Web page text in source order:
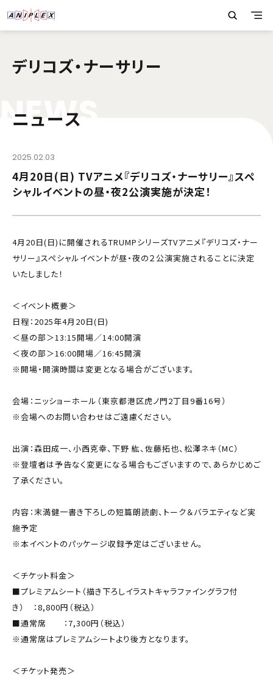
デリコズ・ナーサリー
NEWS
ニュース
2025.02.03
4月20日(日) TVアニメ『デリコズ・ナーサリー』スペ
シャルイベントの昼・夜2公演実施が決定！
4月20日(日)に開催されるTRUMPシリーズTVアニメ『デリコズ・ナー
サリー』スペシャルイベントが昼・夜の２公演実施されることに決定
いたしました！
＜イベント概要＞
日程：2025年4月20日(日)
＜昼の部＞13:15開場／14:00開演
＜夜の部＞16:00開場／16:45開演
※開場・開演時間は変更となる場合がございます。
会場：ニッショーホール（東京都港区虎ノ門2丁目9番16号）
※会場へのお問い合わせはご遠慮ください。
出演：森田成一、小西克幸、下野 紘、佐藤拓也、松澤ネキ（MC）
※登壇者は予告なく変更になる場合もございますので、あらかじめご
了承ください。
内容：末満健一書き下ろしの短篇朗読劇、トーク＆バラエティなど実
施予定
※本イベントのパッケージ収録予定はございません。
＜チケット料金＞
■プレミアムシート（描き下ろしイラストキャラファイングラフ付
き） ：8,800円（税込）
■通常席 ：7,300円（税込）
※通常席はプレミアムシートより後方となります。
＜チケット発売＞